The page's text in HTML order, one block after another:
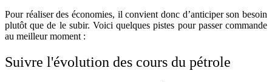
Pour réaliser des économies, il convient donc d’anticiper son besoin
plutôt que de le subir. Voici quelques pistes pour passer commande
au meilleur moment :
Suivre l'évolution des cours du pétrole